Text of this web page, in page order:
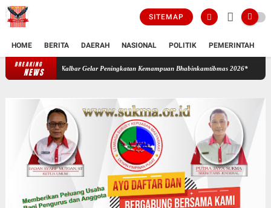
SITEMAP
HOME BERITA DAERAH NASIONAL POLITIK PEMERINTAH
BREAKING
NEWS Sinergi Bangun Ketahanan dan Keamanan Desa, Polda Kalbar Gelar